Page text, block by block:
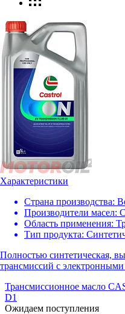
Характеристики
Страна производства:
Производители масел:
Область применения:
Тип продукта:
Полностью синтетическая,
трансмиссий с электронными
Трансмиссионное масло
D1
Ожидаем поступления